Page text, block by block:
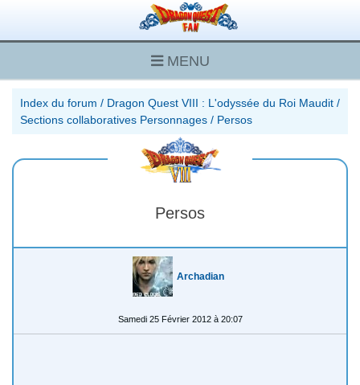
MENU
Index du forum / Dragon Quest VIII : L'odyssée du Roi Maudit /
Sections collaboratives Personnages / Persos
Persos
Archadian
Samedi 25 Février 2012 à 20:07